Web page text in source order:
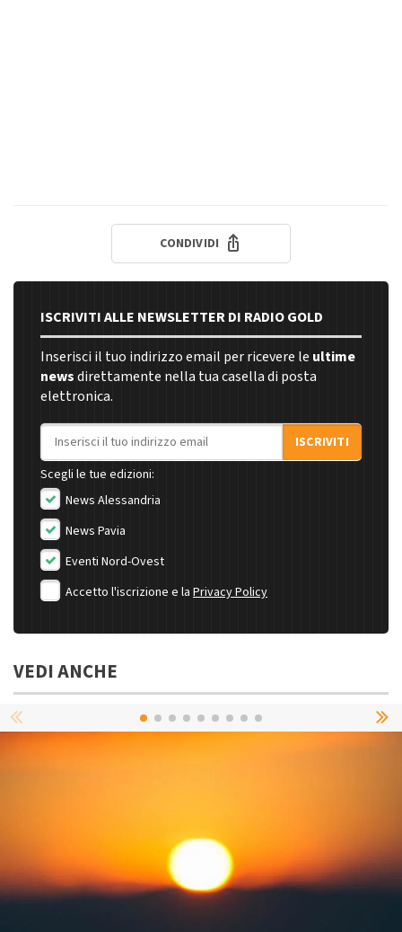
CONDIVIDI
ISCRIVITI ALLE NEWSLETTER DI RADIO GOLD
Inserisci il tuo indirizzo email per ricevere le ultime
newsdirettamente nella tua casella di posta
elettronica.
Indirizzo email
ISCRIVITI
Scegli le tue edizioni:
News Alessandria
News Pavia
Eventi Nord-Ovest
Accetto l'iscrizione e la Privacy Policy
VEDI ANCHE